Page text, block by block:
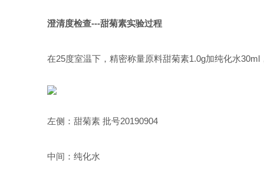
澄清度检查---甜菊素实验过程
在25度室温下，精密称量原料甜菊素1.0g加纯化水
左侧：甜菊素 批号20190904
中间：纯化水